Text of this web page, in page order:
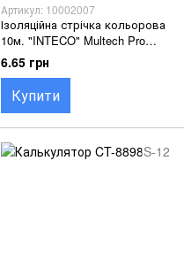
Артикул: 10002007
Ізоляційна стрічка кольорова
10м. "INTECO" Multech Pro
1/10
6.65 грн
Купити